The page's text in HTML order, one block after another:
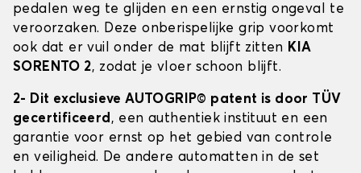
pedalen weg te glijden en een ernstig ongeval te
veroorzaken. Deze onberispelijke grip voorkomt
ook dat er vuil onder de mat blijft zitten KIA
SORENTO 2, zodat je vloer schoon blijft.
2- Dit exclusieve AUTOGRIP© patent is door TÜV
gecertificeerd, een authentiek instituut en een
garantie voor ernst op het gebied van controle
en veiligheid. De andere automatten in de set